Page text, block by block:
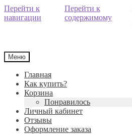
Перейти к
навигации
Перейти к
содержимому
Меню
Главная
Как купить?
Корзина
Понравилось
Личный кабинет
Отзывы
Оформление заказа